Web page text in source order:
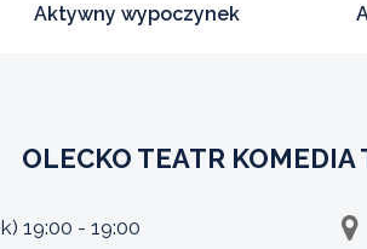
Aktywny wypoczynek
OLECKO TEATR
19:00 - 19:00